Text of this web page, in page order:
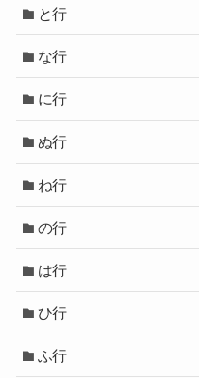
と行
な行
に行
ぬ行
ね行
の行
は行
ひ行
ふ行